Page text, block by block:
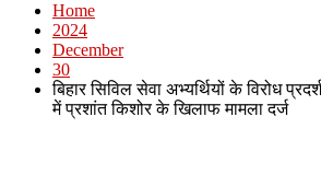
Home
2024
December
30
बिहार सिविल सेवा अभ्यर्थियों के विरोध
में प्रशांत किशोर के खिलाफ मामला दर्ज